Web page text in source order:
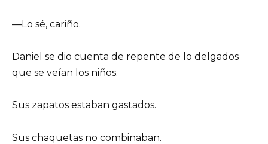
—Lo sé, cariño.
Daniel se dio cuenta de repente de lo delgados
que se veían los niños.
Sus zapatos estaban gastados.
Sus chaquetas no combinaban.